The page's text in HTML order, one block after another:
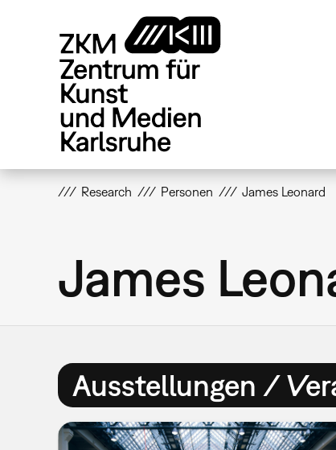
Research Personen James Leonard
James
Ausstellungen /